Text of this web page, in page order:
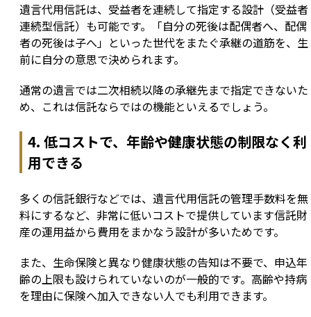
遺言代用信託は、受益者を連続して指定する設計（受益者
連続型信託）も可能です。「自分の死後は配偶者へ、配偶
者の死後は子へ」といった世代をまたぐ承継の道筋を、生
前に自分の意思で決められます。
通常の遺言では二次相続以降の承継先まで指定できないた
め、これは信託ならではの機能といえるでしょう。
4. 低コストで、年齢や健康状態の制限なく利
用できる
多くの信託銀行などでは、遺言代用信託の管理手数料を無
料にするなど、非常に低いコストで提供しています信託財
産の運用益から費用をまかなう設計が多いためです。
また、生命保険と異なり健康状態の告知は不要で、申込年
齢の上限も設けられていないのが一般的です。高齢や持病
を理由に保険へ加入できない人でも利用できます。